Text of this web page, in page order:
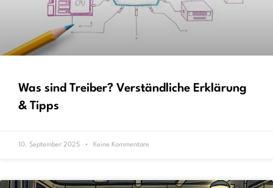
Was sind Treiber? Verständliche Erklärung
& Tipps
10. September 2025 Keine Kommentare